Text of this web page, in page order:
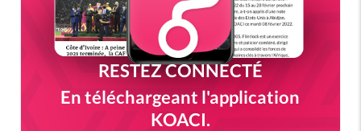
RESTEZ CONNECTÉ
En téléchargeant l'application
KOACI.